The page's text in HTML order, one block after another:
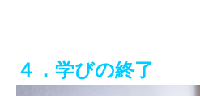
４．学びの終了